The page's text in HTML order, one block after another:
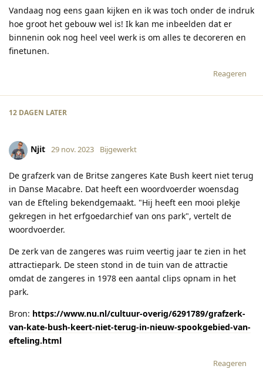
Vandaag nog eens gaan kijken en ik was toch onder de indruk
hoe groot het gebouw wel is! Ik kan me inbeelden dat er
binnenin ook nog heel veel werk is om alles te decoreren en
finetunen.
Reageren
12 DAGEN LATER
Njit 29 nov. 2023 Bijgewerkt
De grafzerk van de Britse zangeres Kate Bush keert niet terug
in Danse Macabre. Dat heeft een woordvoerder woensdag
van de Efteling bekendgemaakt. "Hij heeft een mooi plekje
gekregen in het erfgoedarchief van ons park", vertelt de
woordvoerder.
De zerk van de zangeres was ruim veertig jaar te zien in het
attractiepark. De steen stond in de tuin van de attractie
omdat de zangeres in 1978 een aantal clips opnam in het
park.
Bron: https://www.nu.nl/cultuur-overig/6291789/grafzerk-
van-kate-bush-keert-niet-terug-in-nieuw-spookgebied-van-
efteling.html
Reageren